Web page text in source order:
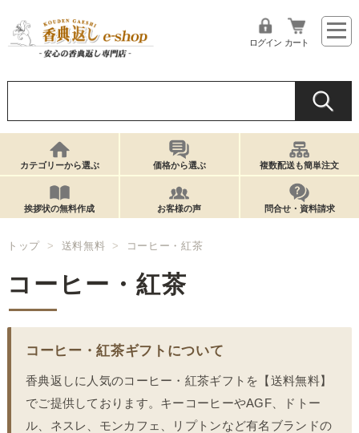
ログイン カート
カテゴリーから選ぶ 価格から選ぶ 複数配送も簡単注文
挨拶状の無料作成 お客様の声 問合せ・資料請求
トップ 送料無料 コーヒー・紅茶
コーヒー・紅茶
コーヒー・紅茶ギフトについて
香典返しに人気のコーヒー・紅茶ギフトを【送料無料】
でご提供しております。キーコーヒーやAGF、ドトー
ル、ネスレ、モンカフェ、リプトンなど有名ブランドの